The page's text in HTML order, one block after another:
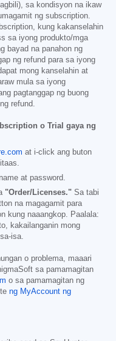
sa kondisyon na ikaw
ng subscription.
kung kakanselahin
sa iyong produkto/mga
bayad na panahon ng
ng refund para sa iyong
mong kanselahin at
mula sa iyong
pagtanggap ng buong
refund.
o Trial gaya ng
at i-click ang buton
at password.
"Order/Licenses." Sa tabi
na magagamit para
kung naaangkop. Paalala:
kakailanganin mong
isa.
o problema, maaari
sa pamamagitan
o sa pamamagitan ng
ng MyAccount ng